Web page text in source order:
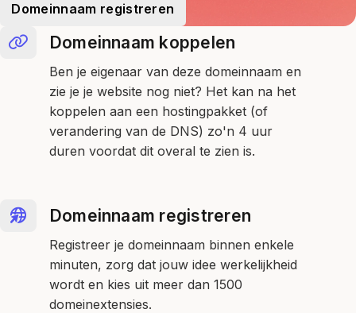
Domeinnaam registreren
Domeinnaam koppelen
Ben je eigenaar van deze domeinnaam en
zie je je website nog niet? Het kan na het
koppelen aan een hostingpakket (of
verandering van de DNS) zo'n 4 uur
duren voordat dit overal te zien is.
Domeinnaam registreren
Registreer je domeinnaam binnen enkele
minuten, zorg dat jouw idee werkelijkheid
wordt en kies uit meer dan 1500
domeinextensies.